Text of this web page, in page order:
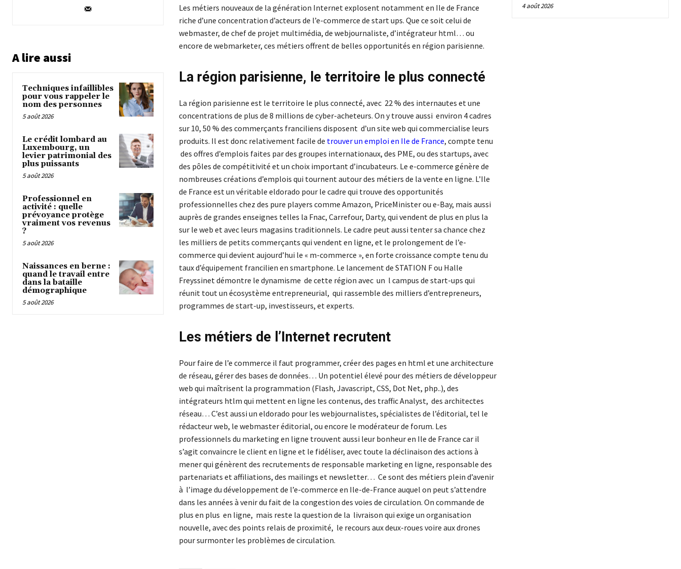
A lire aussi
Techniques infaillibles
pour vous rappeler le
nom des personnes
5 août 2026
Le crédit lombard au
Luxembourg, un
levier patrimonial des
plus puissants
5 août 2026
Professionnel en
activité : quelle
prévoyance protège
vraiment vos revenus
?
5 août 2026
Naissances en berne :
quand le travail entre
dans la bataille
démographique
5 août 2026
Les métiers nouveaux de la génération Internet explosent notamment en Ile de France
riche d’une concentration d’acteurs de l’e-commerce de start ups. Que ce soit celui de
webmaster, de chef de projet multimédia, de webjournaliste, d’intégrateur html… ou
encore de webmarketer, ces métiers offrent de belles opportunités en région parisienne.
La région parisienne, le territoire le plus connecté
La région parisienne est le territoire le plus connecté, avec 22 % des internautes et une
concentrations de plus de 8 millions de cyber-acheteurs. On y trouve aussi environ 4 cadres
sur 10, 50 % des commerçants franciliens disposent d’un site web qui commercialise leurs
produits. Il est donc relativement facile de trouver un emploi en Ile de France, compte tenu
des offres d’emplois faites par des groupes internationaux, des PME, ou des startups, avec
des pôles de compétitivité et un choix important d’incubateurs. Le e-commerce génère de
nombreuses créations d’emplois qui tournent autour des métiers de la vente en ligne. L’Ile
de France est un véritable eldorado pour le cadre qui trouve des opportunités
professionnelles chez des pure players comme Amazon, PriceMinister ou e-Bay, mais aussi
auprès de grandes enseignes telles la Fnac, Carrefour, Darty, qui vendent de plus en plus la
sur le web et avec leurs magasins traditionnels. Le cadre peut aussi tenter sa chance chez
les milliers de petits commerçants qui vendent en ligne, et le prolongement de l’e-
commerce qui devient aujourd’hui le « m-commerce », en forte croissance compte tenu du
taux d’équipement francilien en smartphone. Le lancement de STATION F ou Halle
Freyssinet démontre le dynamisme de cette région avec un l campus de start-ups qui
réunit tout un écosystème entrepreneurial, qui rassemble des milliers d’entrepreneurs,
programmes de start-up, investisseurs, et experts.
Les métiers de l’Internet recrutent
Pour faire de l’e commerce il faut programmer, créer des pages en html et une architecture
de réseau, gérer des bases de données… Un potentiel élevé pour des métiers de développeur
web qui maîtrisent la programmation (Flash, Javascript, CSS, Dot Net, php..), des
intégrateurs htlm qui mettent en ligne les contenus, des traffic Analyst, des architectes
réseau… C’est aussi un eldorado pour les webjournalistes, spécialistes de l’éditorial, tel le
rédacteur web, le webmaster éditorial, ou encore le modérateur de forum. Les
professionnels du marketing en ligne trouvent aussi leur bonheur en Ile de France car il
s’agit convaincre le client en ligne et le fidéliser, avec toute la déclinaison des actions à
mener qui génèrent des recrutements de responsable marketing en ligne, responsable des
partenariats et affiliations, des mailings et newsletter… Ce sont des métiers plein d’avenir
à l’image du développement de l’e-commerce en Ile-de-France auquel on peut s’attendre
dans les années à venir du fait de la congestion des voies de circulation. On commande de
plus en plus en ligne, mais reste la question de la livraison qui exige un organisation
nouvelle, avec des points relais de proximité, le recours aux deux-roues voire aux drones
pour surmonter les problèmes de circulation.
4 août 2026